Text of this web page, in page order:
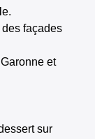
façades
et
sur